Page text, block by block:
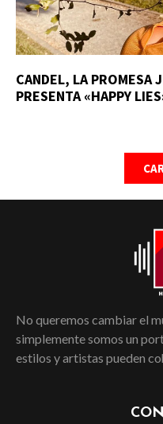
CANDEL, LA PROMESA
PRESENTA «HAPPY
No queremos cambiar el
simplemente somos un
estilos y artistas pueden